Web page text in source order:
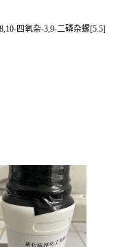
四氧杂-3,9-二磷杂螺[5.5]